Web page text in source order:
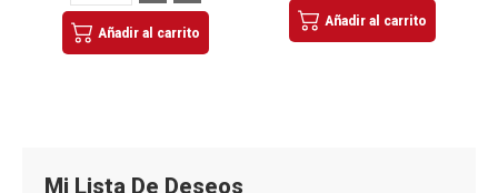
Añadir al carrito
Añadir al carrito
Mi Lista De Deseos